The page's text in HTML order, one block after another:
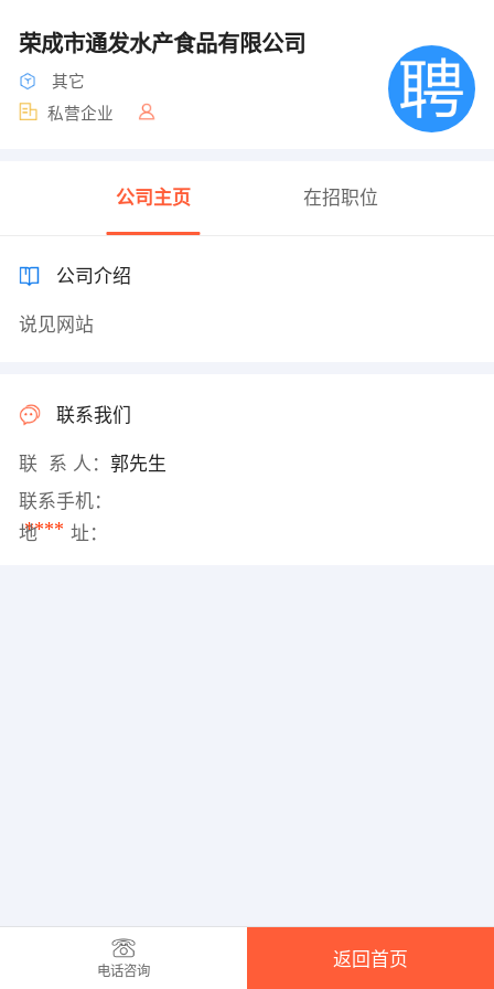
荣成市通发水产食品有限公司
其它
私营企业
公司主页 在招职位
公司介绍
说见网站
联系我们
联 系 人： 郭先生
联系手机：
****
地 址：
电话咨询
返回首页